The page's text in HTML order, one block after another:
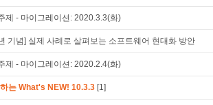
제 - 마이그레이션: 2020.3.3(화)
기념] 실제 사례로 살펴보는 소프트웨어 현대화 방안
제 - 마이그레이션: 2020.2.4(화)
는 What's NEW! 10.3.3 [1]